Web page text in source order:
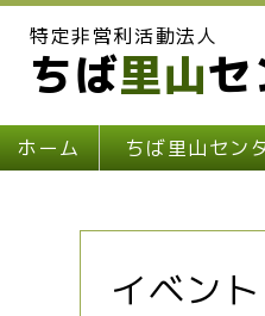
特定非営利活動法人
ちば里山セ
ホーム ちば里山セン
イベント